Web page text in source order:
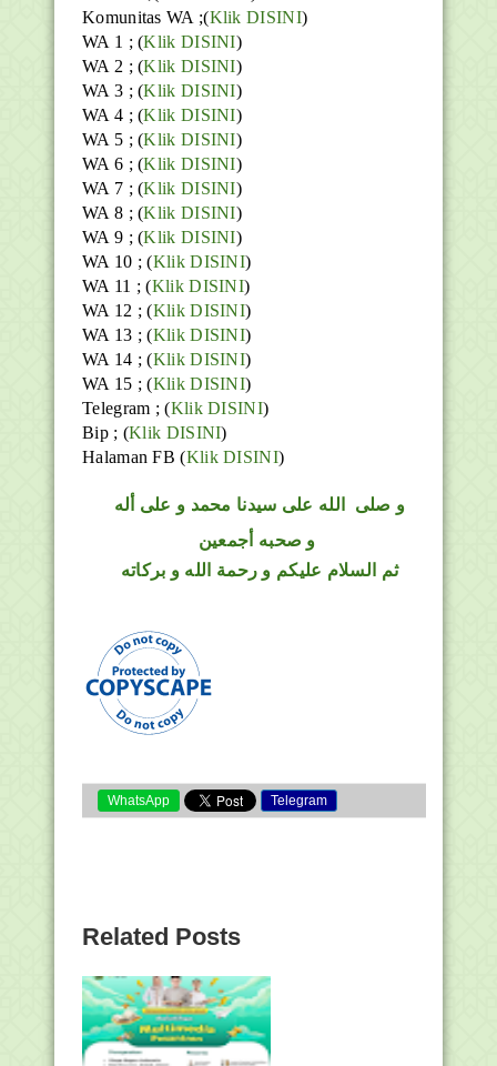
Komunitas WA ;(Klik DISINI)
WA 1 ; (Klik DISINI)
WA 2 ; (Klik DISINI)
WA 3 ; (Klik DISINI)
WA 4 ; (Klik DISINI)
WA 5 ; (Klik DISINI)
WA 6 ; (Klik DISINI)
WA 7 ; (Klik DISINI)
WA 8 ; (Klik DISINI)
WA 9 ; (Klik DISINI)
WA 10 ; (Klik DISINI)
WA 11 ; (Klik DISINI)
WA 12 ; (Klik DISINI)
WA 13 ; (Klik DISINI)
WA 14 ; (Klik DISINI)
WA 15 ; (Klik DISINI)
Telegram ;(Klik DISINI)
Bip ; (Klik DISINI)
Halaman FB(Klik DISINI)
و صلى الله على سيدنا محمد و على أله
و صحبه أجمعين
ثم السلام عليكم و رحمة الله و بركاته
WhatsApp Telegram
Related Posts